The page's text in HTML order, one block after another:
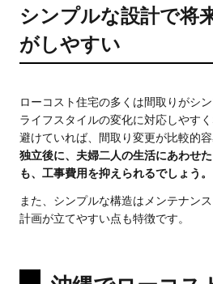
シンプルな設計で将
がしやすい
ローコスト住宅の多くは間取りがシ
ライフスタイルの変化に対応しやす
避けていれば、間取り変更が比較的容
独立後に、夫婦二人の生活にあわせ
も、工事費用を抑えられるでしょう。
また、シンプルな構造はメンテナン
計画が立てやすい点も特徴です。